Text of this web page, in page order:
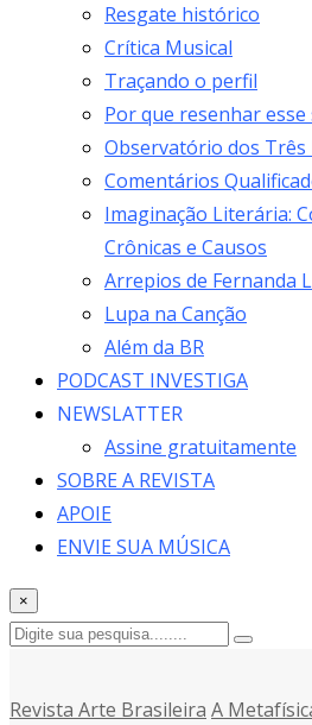
Resgate histórico
Crítica Musical
Traçando o perfil
Por que resenhar esse
Observatório dos Três
Comentários
Imaginação Literária:
Crônicas e Causos
Arrepios de Fernanda
Lupa na Canção
Além da BR
PODCAST INVESTIGA
NEWSLATTER
Assine gratuitamente
SOBRE A REVISTA
APOIE
ENVIE SUA MÚSICA
×
Revista Arte Brasileira A